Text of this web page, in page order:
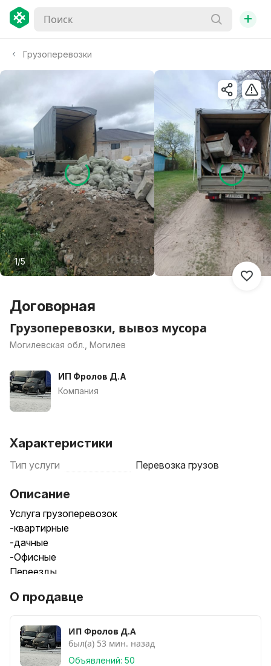
+
Грузоперевозки
1/5
Договорная
Грузоперевозки, вывоз мусора
Могилевская обл., Могилев
ИП Фролов Д.А
Компания
Характеристики
Тип услуги Перевозка грузов
Описание
Услуга грузоперевозок
-квартирные
-дачные
-Офисные
Переезды
Так же вывоз мусора
-строительного мусора
Размеры машины
Д.4.20
О продавце
ИП Фролов Д.А
был(а) 53 мин. назад
Объявлений: 50